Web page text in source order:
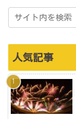
人気記事